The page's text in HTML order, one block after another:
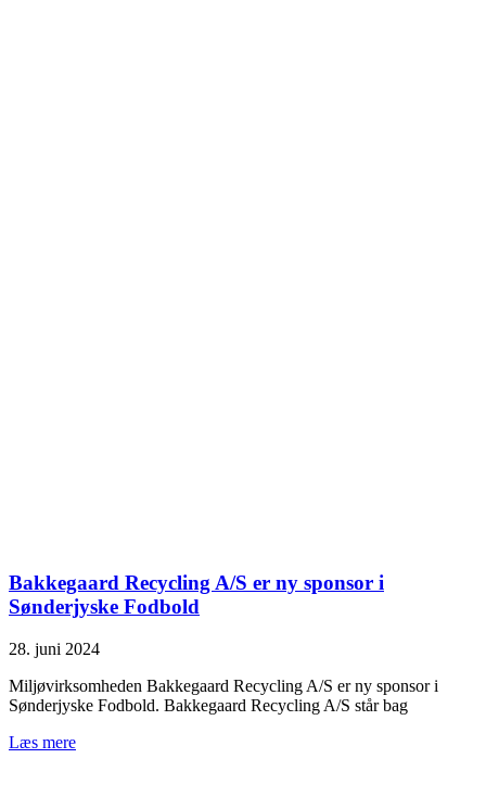
Bakkegaard Recycling A/S er ny sponsor i
Sønderjyske Fodbold
28. juni 2024
Miljøvirksomheden Bakkegaard Recycling A/S er ny sponsor i
Sønderjyske Fodbold. Bakkegaard Recycling A/S står bag
Læs mere